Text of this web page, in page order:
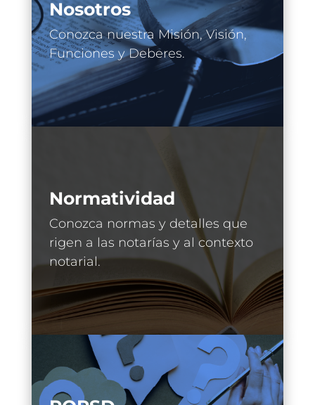
Nosotros
Conozca nuestra Misión, Visión,
Funciones y Deberes.
Normatividad
Conozca normas y detalles que
rigen a las notarías y al contexto
notarial.